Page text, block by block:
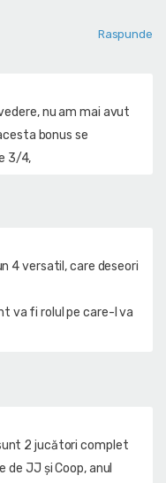
Raspunde
nu am mai avut
bonus se
3/4,
4 versatil, care deseori
va fi rolul pe care-l va
2 jucători complet
JJ și Coop, anul